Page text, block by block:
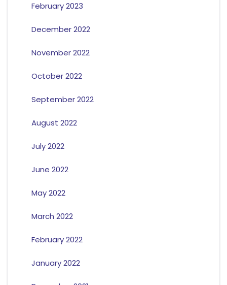
February 2023
December 2022
November 2022
October 2022
September 2022
August 2022
July 2022
June 2022
May 2022
March 2022
February 2022
January 2022